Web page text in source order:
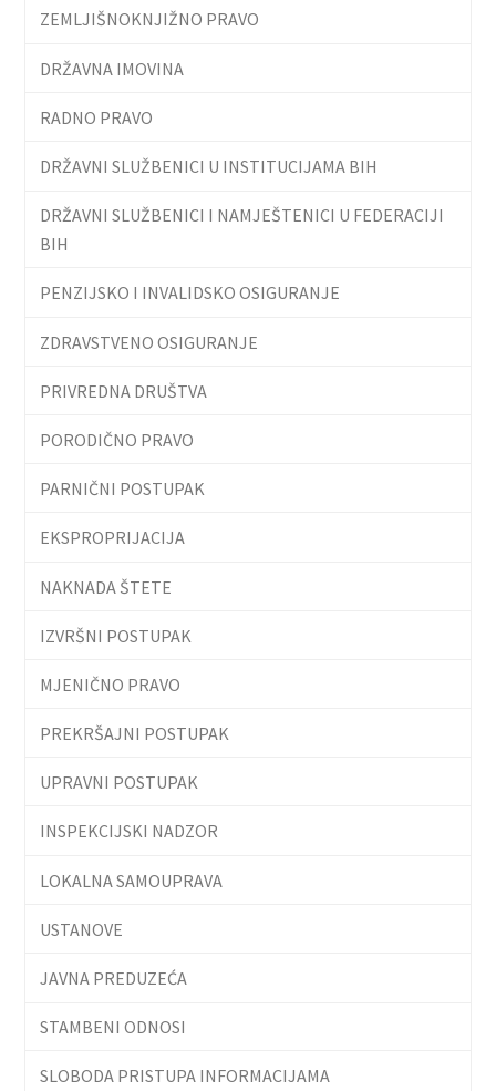
ZEMLJIŠNOKNJIŽNO PRAVO
DRŽAVNA IMOVINA
RADNO PRAVO
DRŽAVNI SLUŽBENICI U INSTITUCIJAMA BIH
DRŽAVNI SLUŽBENICI I NAMJEŠTENICI U FEDERACIJI
BIH
PENZIJSKO I INVALIDSKO OSIGURANJE
ZDRAVSTVENO OSIGURANJE
PRIVREDNA DRUŠTVA
PORODIČNO PRAVO
PARNIČNI POSTUPAK
EKSPROPRIJACIJA
NAKNADA ŠTETE
IZVRŠNI POSTUPAK
MJENIČNO PRAVO
PREKRŠAJNI POSTUPAK
UPRAVNI POSTUPAK
INSPEKCIJSKI NADZOR
LOKALNA SAMOUPRAVA
USTANOVE
JAVNA PREDUZEĆA
STAMBENI ODNOSI
SLOBODA PRISTUPA INFORMACIJAMA